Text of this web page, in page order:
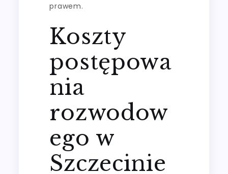
prawem.
Koszty
postępowa
nia
rozwodow
ego w
Szczecinie